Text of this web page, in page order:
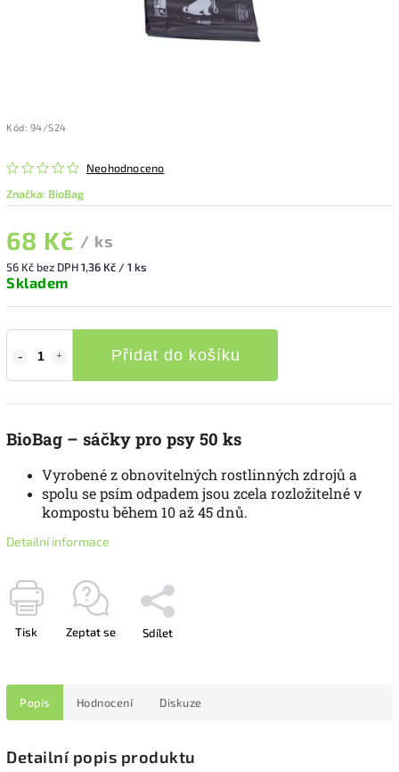
Kód: 94/S24
Neohodnoceno
Značka: BioBag
68 Kč / ks
56 Kč bez DPH1,36 Kč / 1 ks
Skladem
Přidat do košíku
BioBag – sáčky pro psy 50 ks
Vyrobené z obnovitelných rostlinných zdrojů a
spolu se psím odpadem jsou zcela rozložitelné v
kompostu během 10 až 45 dnů.
Detailní informace
Tisk Zeptat se Sdílet
Popis Hodnocení Diskuze
Detailní popis produktu